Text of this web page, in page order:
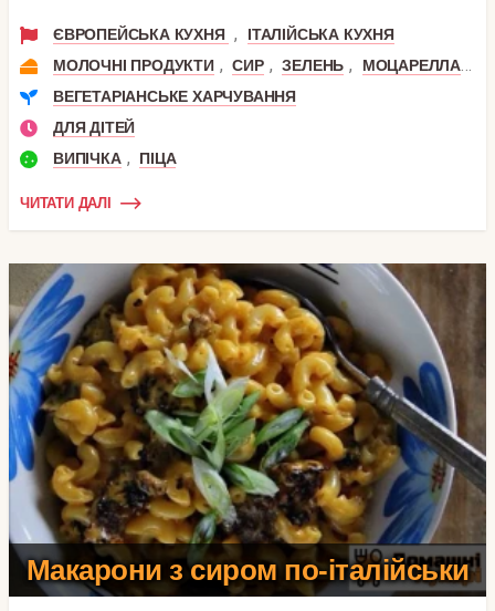
ЄВРОПЕЙСЬКА КУХНЯ ,
ІТАЛІЙСЬКА КУХНЯ
МОЛОЧНІ ПРОДУКТИ , СИР , ЗЕЛЕНЬ , МОЦАРЕЛЛА
ВЕГЕТАРІАНСЬКЕ ХАРЧУВАННЯ
ДЛЯ ДІТЕЙ
ВИПІЧКА , ПІЦА
ЧИТАТИ ДАЛІ
Макарони з сиром по-італійськи